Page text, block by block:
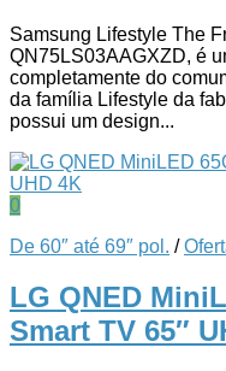
Samsung Lifestyle The
QN75LS03AAGXZD, é
completamente do
da família Lifestyle da
possui um design...
0
De 60″ até 69″ pol. /
LG QNED
Smart TV 65″